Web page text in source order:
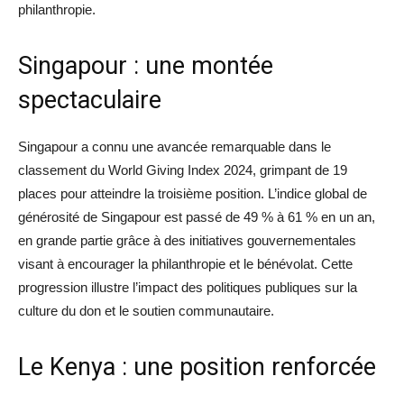
philanthropie.
Singapour : une montée
spectaculaire
Singapour a connu une avancée remarquable dans le
classement du World Giving Index 2024, grimpant de 19
places pour atteindre la troisième position. L’indice global de
générosité de Singapour est passé de 49 % à 61 % en un an,
en grande partie grâce à des initiatives gouvernementales
visant à encourager la philanthropie et le bénévolat. Cette
progression illustre l’impact des politiques publiques sur la
culture du don et le soutien communautaire.
Le Kenya : une position renforcée